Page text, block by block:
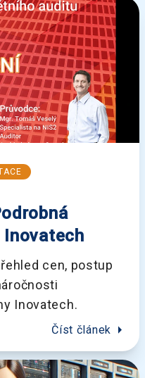
Inovatech
cen, postup
Inovatech.
Číst článek arrow_right